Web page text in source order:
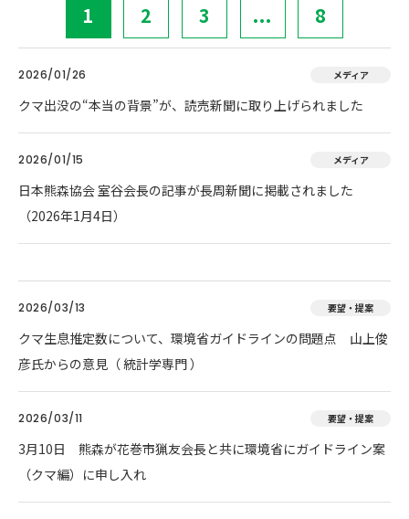
1 2 3 ... 8
2026/01/26 メディア
クマ出没の“本当の背景”が、読売新聞に取り上げられました
2026/01/15 メディア
日本熊森協会 室谷会長の記事が長周新聞に掲載されました
（2026年1月4日）
2026/03/13 要望・提案
クマ生息推定数について、環境省ガイドラインの問題点 山上俊
彦氏からの意見（ 統計学専門 ）
2026/03/11 要望・提案
3月10日 熊森が花巻市猟友会長と共に環境省にガイドライン案
（クマ編）に申し入れ